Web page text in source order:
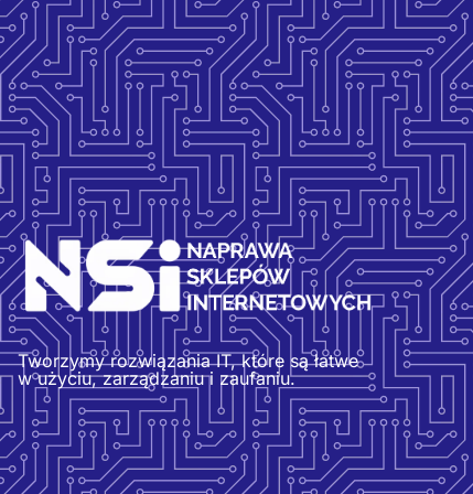
Tworzymy rozwiązania IT, które są łatwe
w użyciu, zarządzaniu i zaufaniu.